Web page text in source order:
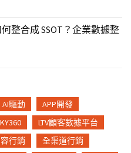
何整合成 SSOT？企業數據整
AI驅動
APP開發
LTV顧客數據平台
行銷
全渠道行銷